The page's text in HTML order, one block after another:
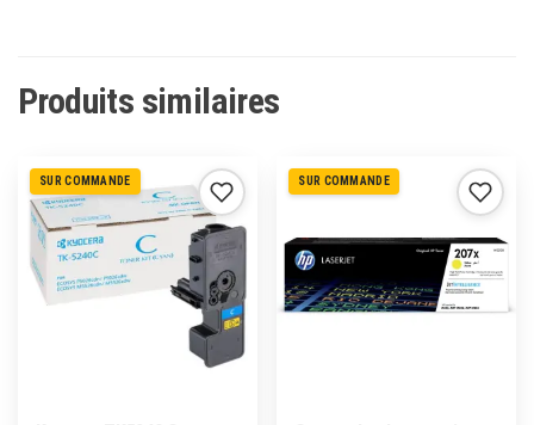
Produits similaires
SUR COMMANDE SUR COMMANDE